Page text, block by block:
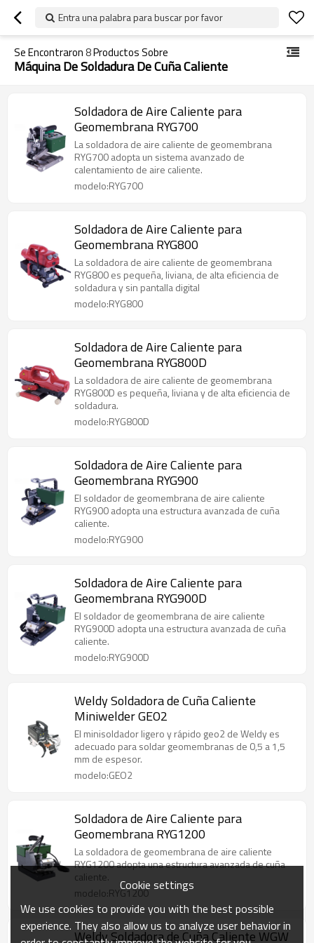
Entra una palabra para buscar por favor
Se Encontraron8Productos Sobre
Máquina De Soldadura De Cuña Caliente
Soldadora de Aire Caliente para
Geomembrana RYG700
La soldadora de aire caliente de geomembrana
RYG700 adopta un sistema avanzado de
calentamiento de aire caliente.
modelo:RYG700
Soldadora de Aire Caliente para
Geomembrana RYG800
La soldadora de aire caliente de geomembrana
RYG800 es pequeña, liviana, de alta eficiencia de
soldadura y sin pantalla digital
modelo:RYG800
Soldadora de Aire Caliente para
Geomembrana RYG800D
La soldadora de aire caliente de geomembrana
RYG800D es pequeña, liviana y de alta eficiencia de
soldadura.
modelo:RYG800D
Soldadora de Aire Caliente para
Geomembrana RYG900
El soldador de geomembrana de aire caliente
RYG900 adopta una estructura avanzada de cuña
caliente.
modelo:RYG900
Soldadora de Aire Caliente para
Geomembrana RYG900D
El soldador de geomembrana de aire caliente
RYG900D adopta una estructura avanzada de cuña
caliente.
modelo:RYG900D
Weldy Soldadora de Cuña Caliente
Miniwelder GEO2
El minisoldador ligero y rápido geo2 de Weldy es
adecuado para soldar geomembranas de 0,5 a 1,5
mm de espesor.
modelo:GEO2
Soldadora de Aire Caliente para
Geomembrana RYG1200
La soldadora de geomembrana de aire caliente
RYG1200 adopta una estructura avanzada de cuña
caliente.
modelo:RYG1200
Weldy Soldadora de Cuña Caliente WGW
Cookie settings
We use cookies to provide you with the best possible
experience. They also allow us to analyze user behavior in